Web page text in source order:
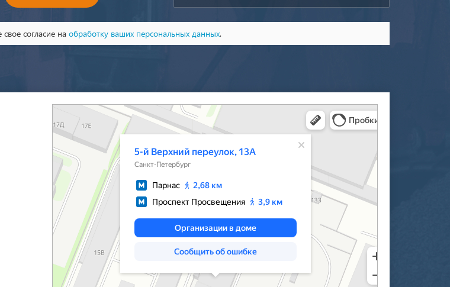
согласие на обработку ваших персональных данных.
Санкт‑Петербург
5-й Верхний переулок, 13А на карте Санкт‑Петербурга — Яндекс Карты